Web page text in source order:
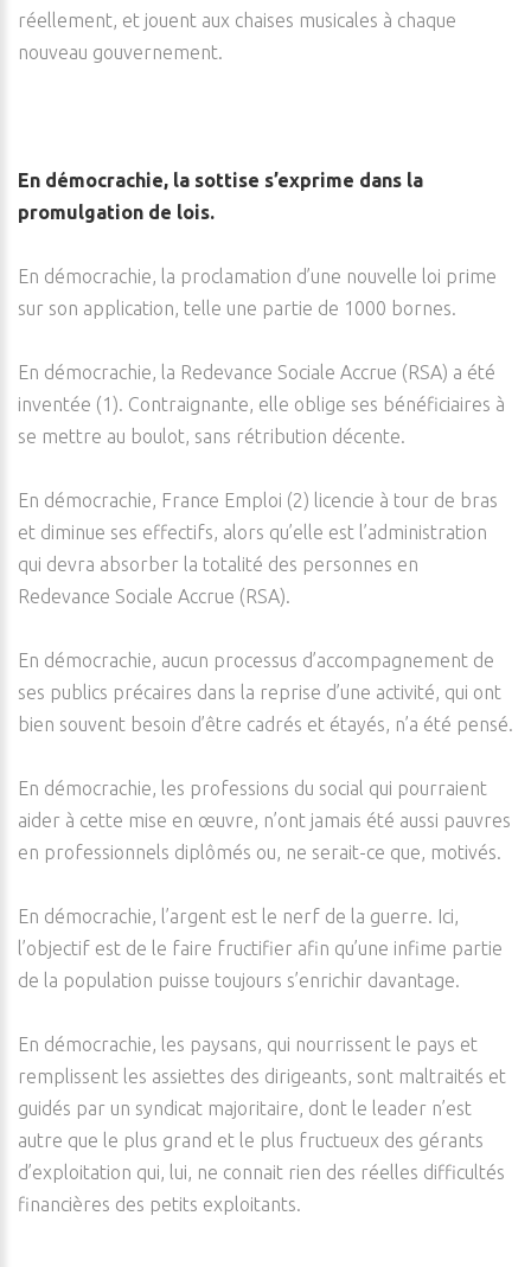
réellement, et jouent aux chaises musicales à chaque
nouveau gouvernement.
En démocrachie, la sottise s’exprime dans la
promulgation de lois.
En démocrachie, la proclamation d’une nouvelle loi prime
sur son application, telle une partie de 1000 bornes.
En démocrachie, la Redevance Sociale Accrue (RSA) a été
inventée (1). Contraignante, elle oblige ses bénéficiaires à
se mettre au boulot, sans rétribution décente.
En démocrachie, France Emploi (2) licencie à tour de bras
et diminue ses effectifs, alors qu’elle est l’administration
qui devra absorber la totalité des personnes en
Redevance Sociale Accrue (RSA).
En démocrachie, aucun processus d’accompagnement de
ses publics précaires dans la reprise d’une activité, qui ont
bien souvent besoin d’être cadrés et étayés, n’a été pensé.
En démocrachie, les professions du social qui pourraient
aider à cette mise en œuvre, n’ont jamais été aussi pauvres
en professionnels diplômés ou, ne serait-ce que, motivés.
En démocrachie, l’argent est le nerf de la guerre. Ici,
l’objectif est de le faire fructifier afin qu’une infime partie
de la population puisse toujours s’enrichir davantage.
En démocrachie, les paysans, qui nourrissent le pays et
remplissent les assiettes des dirigeants, sont maltraités et
guidés par un syndicat majoritaire, dont le leader n’est
autre que le plus grand et le plus fructueux des gérants
d’exploitation qui, lui, ne connait rien des réelles difficultés
financières des petits exploitants.